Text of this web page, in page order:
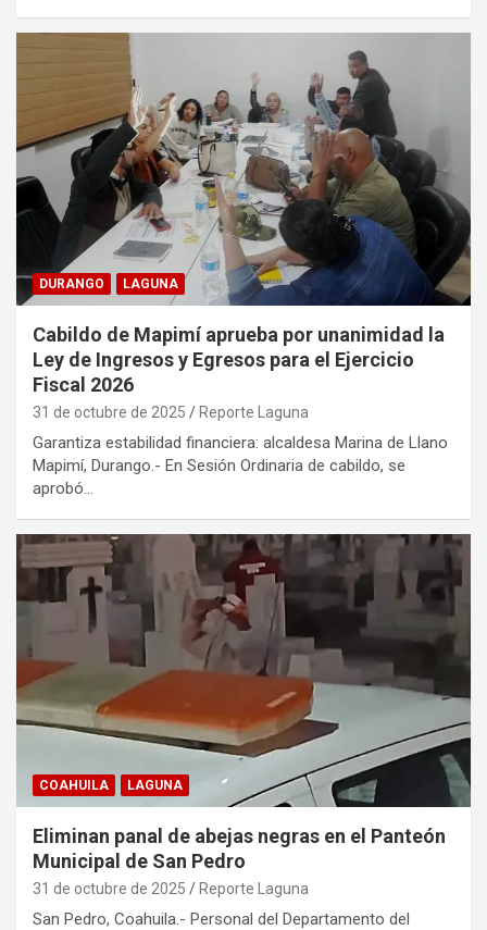
DURANGO LAGUNA
Cabildo de Mapimí aprueba por unanimidad la
Ley de Ingresos y Egresos para el Ejercicio
Fiscal 2026
31 de octubre de 2025 Reporte Laguna
Garantiza estabilidad financiera: alcaldesa Marina de Llano
Mapimí, Durango.- En Sesión Ordinaria de cabildo, se
aprobó…
COAHUILA LAGUNA
Eliminan panal de abejas negras en el Panteón
Municipal de San Pedro
31 de octubre de 2025 Reporte Laguna
San Pedro, Coahuila.- Personal del Departamento del